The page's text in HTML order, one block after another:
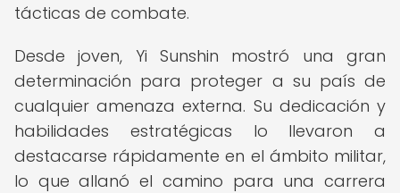
tácticas de combate.
Desde joven, Yi Sunshin mostró una gran
determinación para proteger a su país de
cualquier amenaza externa. Su dedicación y
habilidades estratégicas lo llevaron a
destacarse rápidamente en el ámbito militar,
lo que allanó el camino para una carrera